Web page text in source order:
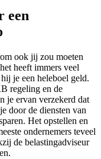
een
ook jij zou moeten
heeft immers veel
je een heleboel geld.
regeling en de
je ervan verzekerd dat
door de diensten van
Het opstellen en
ondernemers teveel
de belastingadviseur